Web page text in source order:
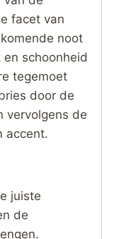
facet van
noot
schoonheid
tegemoet
door de
vervolgens de
accent.
juiste
de